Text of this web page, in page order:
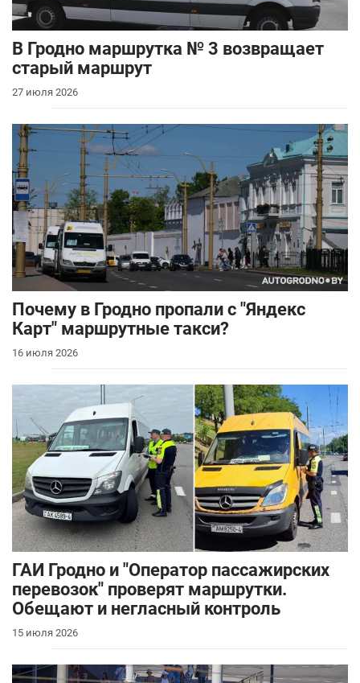
В Гродно маршрутка № 3 возвращает
старый маршрут
27 июля 2026
Почему в Гродно пропали с "Яндекс
Карт" маршрутные такси?
16 июля 2026
ГАИ Гродно и "Оператор пассажирских
перевозок" проверят маршрутки.
Обещают и негласный контроль
15 июля 2026